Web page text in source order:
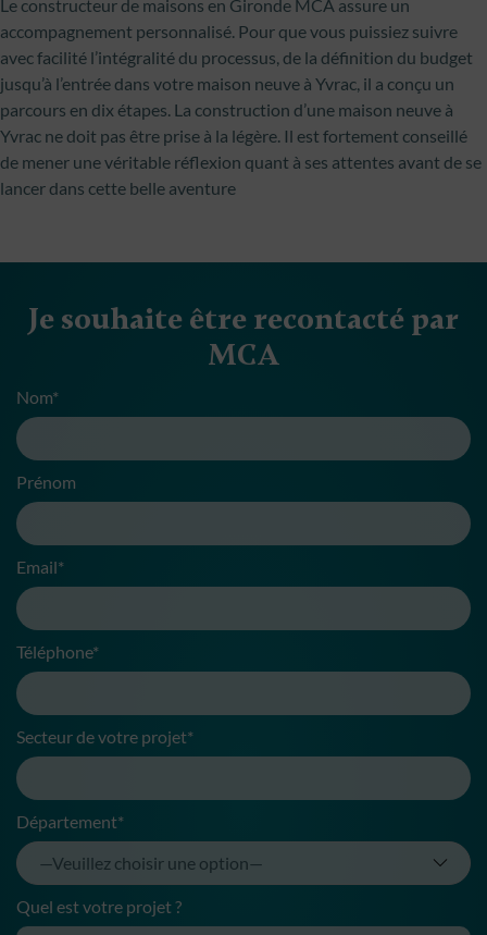
Le constructeur de maisons en Gironde MCA assure un
accompagnement personnalisé. Pour que vous puissiez suivre
avec facilité l’intégralité du processus, de la définition du budget
jusqu’à l’entrée dans votre maison neuve à Yvrac, il a conçu un
parcours en dix étapes. La construction d’une maison neuve à
Yvrac ne doit pas être prise à la légère. Il est fortement conseillé
de mener une véritable réflexion quant à ses attentes avant de se
lancer dans cette belle aventure
Je souhaite être recontacté par
MCA
Nom*
Prénom
Email*
Téléphone*
Secteur de votre projet*
Département*
Quel est votre projet ?